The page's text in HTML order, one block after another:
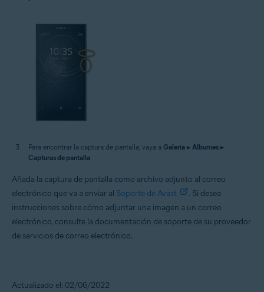
Para encontrar la captura de pantalla, vaya a Galería ▸ Álbumes ▸
Capturas de pantalla
Añada la captura de pantalla como archivo adjunto al correo
electrónico que va a enviar al Soporte de Avast
. Si desea
instrucciones sobre cómo adjuntar una imagen a un correo
electrónico, consulte la documentación de soporte de su proveedor
de servicios de correo electrónico.
Actualizado el: 02/06/2022